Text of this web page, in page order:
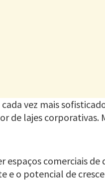
cada vez mais
de lajes
comerciais
e o potencial de